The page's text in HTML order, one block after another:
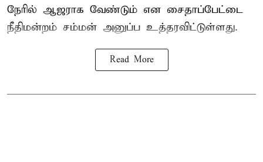
நேரில் ஆஜராக வேண்டும் என சைதாப்பேட்டை
நீதிமன்றம் சம்மன் அனுப்ப உத்தரவிட்டுள்ளது.
Read More